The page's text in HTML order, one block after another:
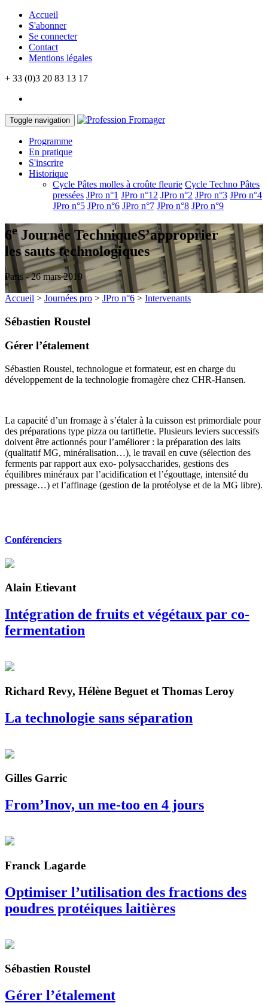
Accueil
S'abonner
Se connecter
Contact
Mentions légales
+ 33 (0)3 20 83 13 17
Toggle navigation
Programme
En pratique
S'inscrire
Historique
Cycle Pâtes molles à croûte fleurie Cycle Techno Pâtes
pressées JPro n°1 JPro n°12 JPro n°2 JPro n°3 JPro n°4
JPro n°5 JPro n°6 JPro n°7 JPro n°8 JPro n°9
6eJournée TechniqueS’approprier
les sauts technologiques
Paris - 26 mars 2019
Accueil > Journées pro > JPro n°6 > Intervenants
Sébastien Roustel
Gérer l’étalement
Sébastien Roustel, technologue et formateur, est en charge du
développement de la technologie fromagère chez CHR-Hansen.
La capacité d’un fromage à s’étaler à la cuisson est primordiale pour
des préparations type pizza ou tartiflette. Plusieurs leviers successifs
doivent être actionnés pour l’améliorer : la préparation des laits
(qualitatif MG, minéralisation…), le travail en cuve (sélection des
ferments par rapport aux exo- polysaccharides, gestions des
équilibres minéraux par l’acidification et l’égouttage, intensité du
pressage…) et l’affinage (gestion de la protéolyse et de la MG libre).
Conférenciers
Alain Etievant
Intégration de fruits et végétaux par co-
fermentation
Richard Revy, Hélène Beguet et Thomas Leroy
La technologie sans séparation
Gilles Garric
From’Inov, un me-too en 4 jours
Franck Lagarde
Optimiser l’utilisation des fractions des
poudres protéiques laitières
Sébastien Roustel
Gérer l’étalement